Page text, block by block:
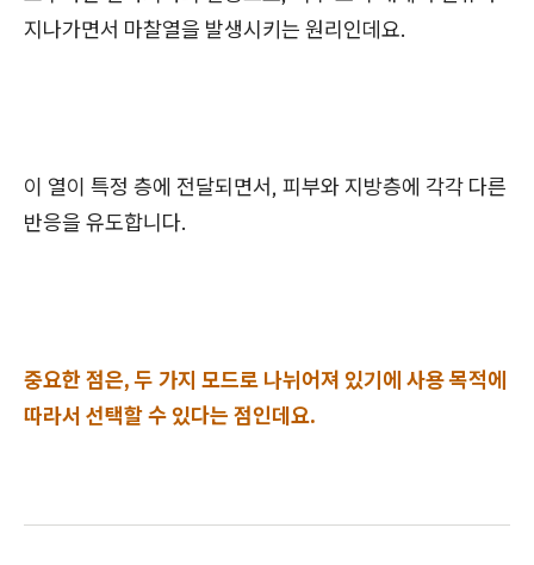
지나가면서 마찰열을 발생시키는 원리인데요.
이 열이 특정 층에 전달되면서, 피부와 지방층에 각각 다른
반응을 유도합니다.
중요한 점은, 두 가지 모드로 나뉘어져 있기에 사용 목적에
따라서 선택할 수 있다는 점인데요.